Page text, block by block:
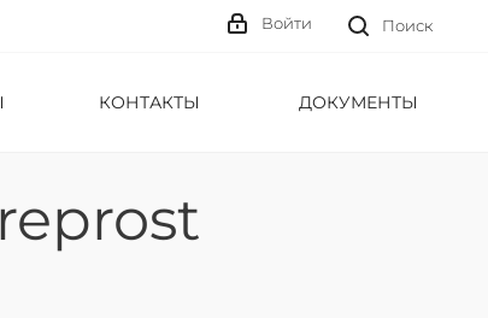
Поиск
Войти
КОНТАКТЫ ДОКУМЕНТЫ